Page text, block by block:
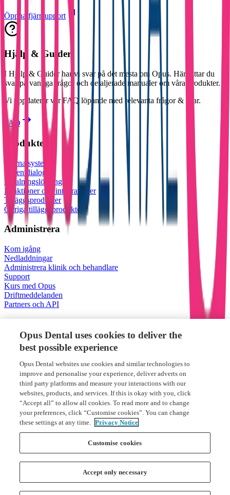
Öppna fjärrsupport
Hjälp & Guider
I Hjälp & Guider har vi svar på det mesta om Opus. Här hittar du
svar på vanliga frågor och detaljerade manualer om våra produkter.
Vi uppdaterar vår FAQ löpande med relevanta frågor & svar.
FAQ
Produkter
Journalsystem
Patientdialog
Betalningslösningar
Funktioner och integrationer
Tilläggsprodukter
Övriga tilläggsprodukter
Administrera
Kom igång
Nedladdningar
Administrera klinik och behandlare
Support
Kurs med Opus
Driftmeddelanden
Partners och API
Om Opus Systemer
Jobba på Opus
Nyheter
Nyheter och artiklar
Opus Systemer AS
Beringsgatan 4, 211 18 Malmö
Startsidan
Whistleblower
Opus Dental uses cookies to deliver the
best possible experience
Opus Dental websites use cookies and similar technologies to
improve and personalise your experience, deliver adverts on
third party platforms and measure your interactions with our
websites, products, and services. If this is okay with you, click
“Accept all” to allow all cookies. To read more and to change
your preferences, click “Customise cookies”. You can change
these settings at any time. Privacy Notice
Customise cookies
Accept only necessary